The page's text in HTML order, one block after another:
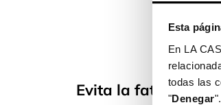
Esta
En LA
todas las
"Denegar".
Evita la fatiga